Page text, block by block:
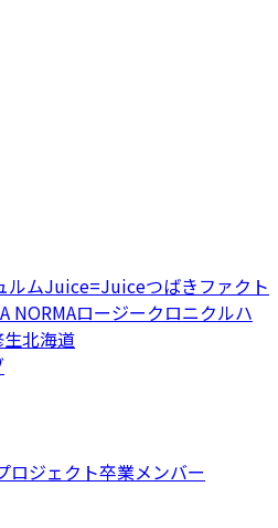
ルムJuice=Juiceつばきファクト
NORMAロージークロニクルハ
北海道
ロジェクト卒業メンバー